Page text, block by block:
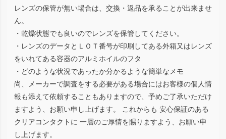
レンズの保管が無い場合は、交換・返品を承ることが出来ませ
ん。
・乾燥状態でも良いのでレンズを保管してください。
・レンズのデータとＬＯＴ番号が印刷してある外箱又はレンズ
をいれてある容器のアルミホイルのフタ
・どのような状況であったか分かるような簡単なメモ
尚、メーカーで調査をする必要がある場合にはお客様の個人情
報も添えて依頼することもありますので、予めご了承いただけ
ますよう、お願い申し上げます。 これからも 安心保証のある
クリアコンタクトに 一層のご厚情を賜りますよう、お願い申
し上げます。